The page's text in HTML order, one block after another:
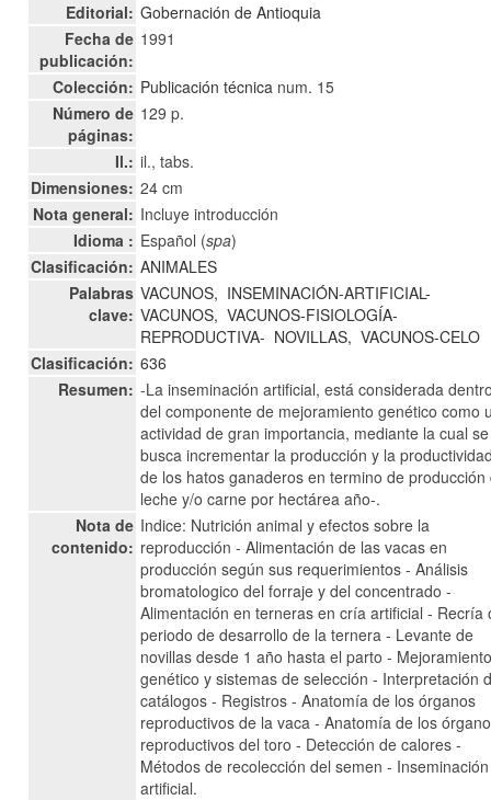
Editorial: Gobernación de Antioquia
Fecha de
publicación:
1991
Colección: Publicación técnica num. 15
Número de
páginas:
129 p.
Il.: il., tabs.
Dimensiones: 24 cm
Nota general: Incluye introducción
Idioma : Español (spa)
Clasificación: ANIMALES
Palabras
clave:
VACUNOS, INSEMINACIÓN-ARTIFICIAL-
VACUNOS, VACUNOS-FISIOLOGÍA-
REPRODUCTIVA- NOVILLAS, VACUNOS-CELO
Clasificación: 636
Resumen: -La inseminación artificial, está considerada
del componente de mejoramiento genético como
actividad de gran importancia, mediante la cual se
busca incrementar la producción y la
de los hatos ganaderos en termino de producción
leche y/o carne por hectárea año-.
Nota de
contenido:
Indice: Nutrición animal y efectos sobre la
reproducción - Alimentación de las vacas en
producción según sus requerimientos - Análisis
bromatologico del forraje y del concentrado -
Alimentación en terneras en cría artificial - Recría
periodo de desarrollo de la ternera - Levante de
novillas desde 1 año hasta el parto -
genético y sistemas de selección - Interpretación
catálogos - Registros - Anatomía de los órganos
reproductivos de la vaca - Anatomía de los
reproductivos del toro - Detección de calores -
Métodos de recolección del semen - Inseminación
artificial.